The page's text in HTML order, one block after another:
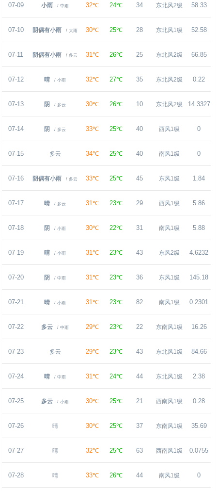
07-09 小雨 / 中雨 32℃ 24℃ 34 东北风2级 58.33
07-10 阴偶有小雨 / 大雨 30℃ 25℃ 28 东北风1级 52.58
07-11 阴偶有小雨 / 多云 31℃ 26℃ 25 东北风2级 66.85
07-12 晴 / 小雨 32℃ 27℃ 35 东北风2级 0.22
07-13 阴 / 多云 30℃ 26℃ 10 东北风2级 14.3327
07-14 阴 / 多云 33℃ 25℃ 40 西风1级 0
07-15 多云 34℃ 25℃ 40 南风1级 0
07-16 阴偶有小雨 / 多云 33℃ 25℃ 45 东风1级 1.84
07-17 晴 / 多云 31℃ 23℃ 29 西风1级 5.86
07-18 阴 / 小雨 30℃ 22℃ 31 南风1级 5.88
07-19 晴 / 小雨 31℃ 23℃ 43 东风2级 4.6232
07-20 阴 / 中雨 31℃ 23℃ 36 东风1级 145.18
07-21 晴 / 小雨 31℃ 23℃ 82 南风1级 0.2301
07-22 多云 / 中雨 29℃ 23℃ 22 东南风1级 16.26
07-23 多云 29℃ 23℃ 43 东北风1级 84.66
07-24 晴 / 中雨 31℃ 24℃ 44 东北风1级 2.38
07-25 多云 / 小雨 30℃ 25℃ 21 西南风1级 0.28
07-26 晴 30℃ 25℃ 37 东南风1级 35.69
07-27 晴 32℃ 25℃ 63 西南风1级 0.0755
07-28 晴 33℃ 26℃ 44 南风1级 0